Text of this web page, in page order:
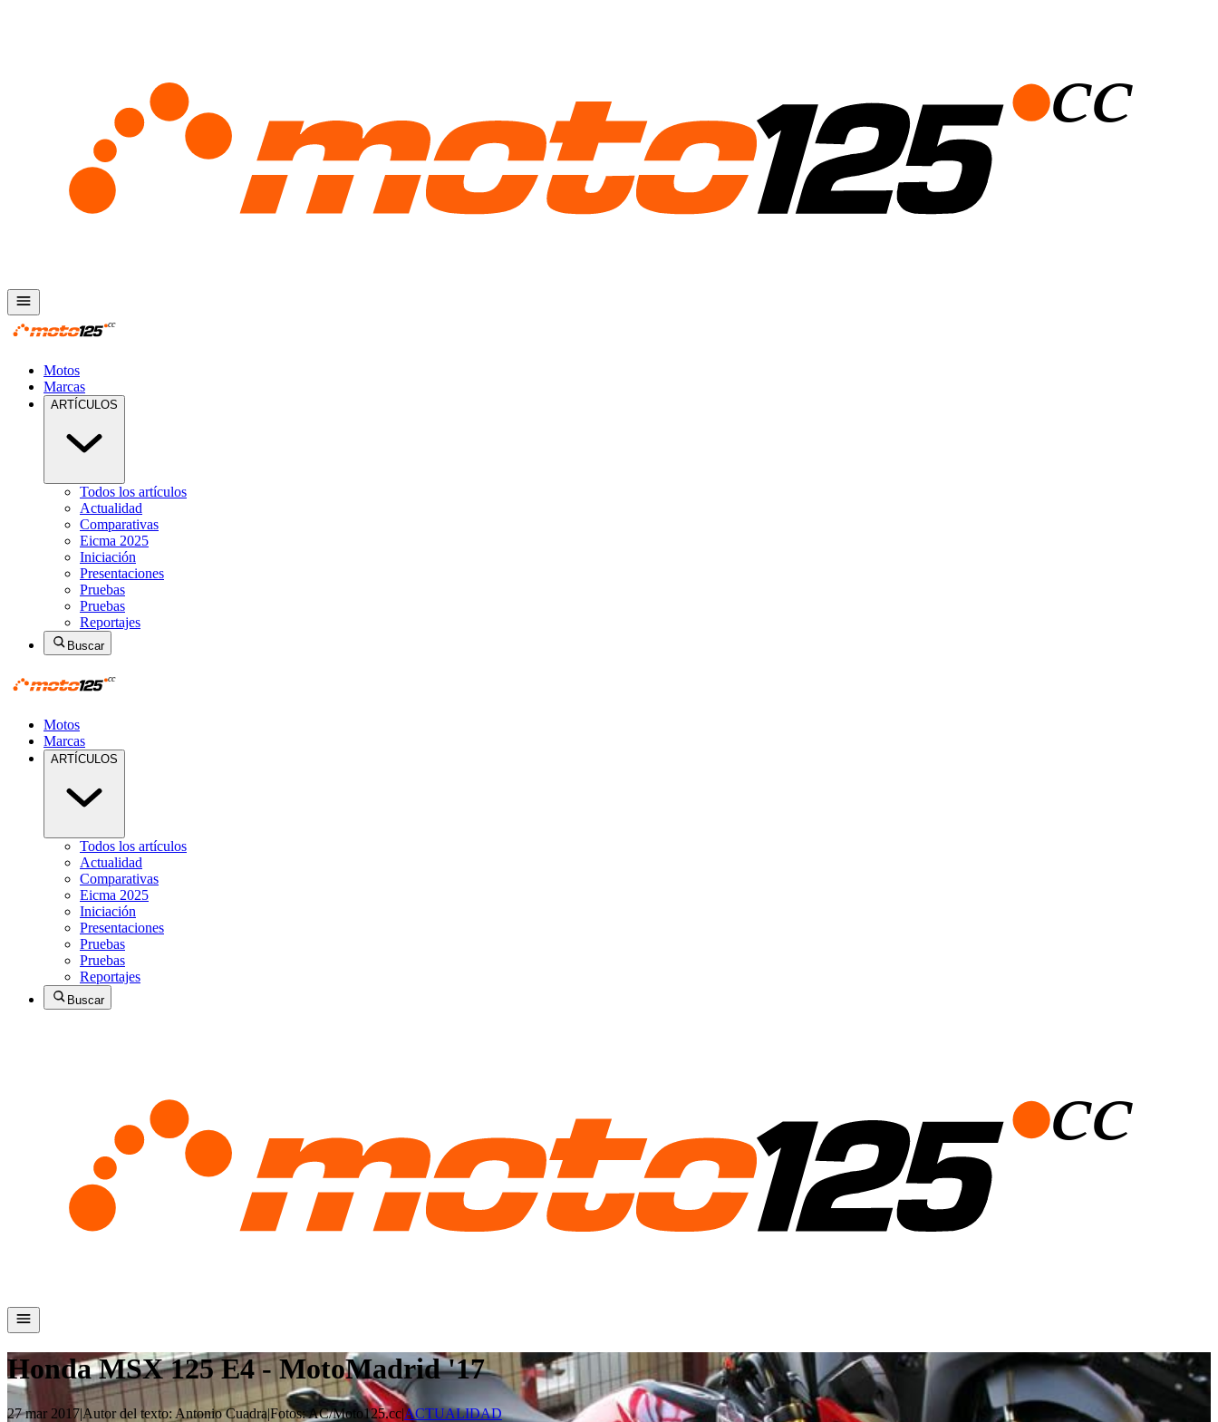
Motos
Marcas
ARTÍCULOS
Todos los artículos
Actualidad
Comparativas
Eicma 2025
Iniciación
Presentaciones
Pruebas
Pruebas
Reportajes
Buscar
Motos
Marcas
ARTÍCULOS
Todos los artículos
Actualidad
Comparativas
Eicma 2025
Iniciación
Presentaciones
Pruebas
Pruebas
Reportajes
Buscar
Honda MSX 125 E4 - MotoMadrid '17
27 mar 2017|Autor del texto: Antonio Cuadra|Fotos:AC/Moto125.cc|ACTUALIDAD